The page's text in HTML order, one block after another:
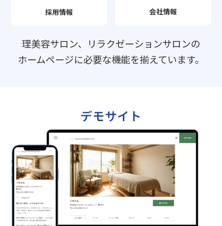
採用情報 会社情報
理美容サロン、リラクゼーションサロンの
ホームページに必要な機能を揃えています。
デモサイト